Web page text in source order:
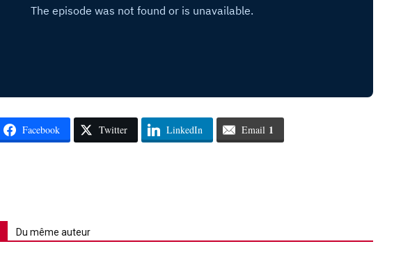
Facebook Twitter LinkedIn Email 1
Du même auteur